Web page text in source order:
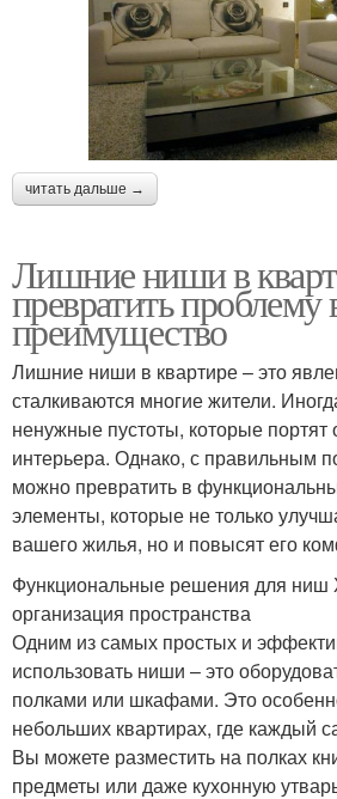
читать дальше →
Лишние ниши в
превратить проблему
преимущество
Лишние ниши в квартире – это
сталкиваются многие жители.
ненужные пустоты, которые
интерьера. Однако, с правильным
можно превратить в
элементы, которые не только
вашего жилья, но и повысят его
Функциональные решения для ниш
организация пространства
Одним из самых простых и
использовать ниши – это
полками или шкафами. Это
небольших квартирах, где каждый
Вы можете разместить на полках
предметы или даже кухонную